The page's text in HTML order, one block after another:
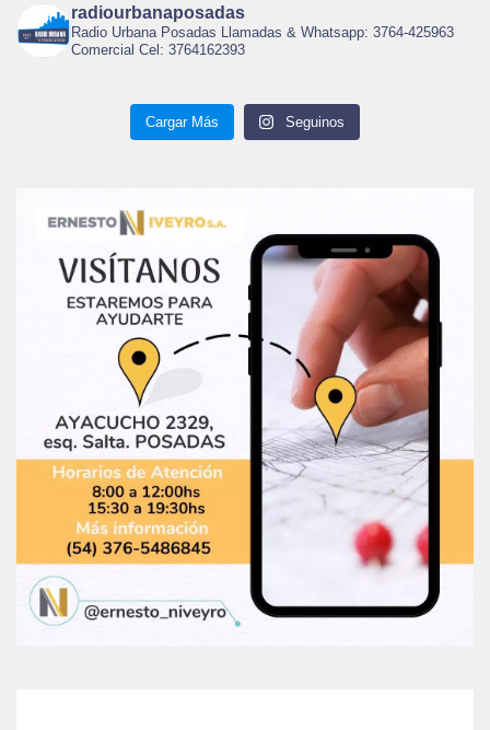
radiourbanaposadas
Radio Urbana Posadas Llamadas & Whatsapp: 3764-425963
Comercial Cel: 3764162393
Cargar Más Seguinos